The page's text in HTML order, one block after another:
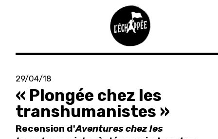
Aller
contenu
principal
29/04/18
« Plongée chez les
transhumanistes »
Recension d'Aventures chez les